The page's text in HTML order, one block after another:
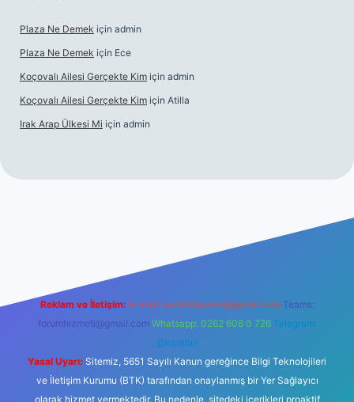
Plaza Ne Demek için admin
Plaza Ne Demek için Ece
Koçovalı Ailesi Gerçekte Kim için admin
Koçovalı Ailesi Gerçekte Kim için Atilla
Irak Arap Ülkesi Mi için admin
Reklam ve İletişim: E-mail: backlinkpaneli@gmail.com Teams:
forumhizmeti@gmail.com Whatsapp: 0262 606 0 726 Telegram:
@karabul
Yasal Uyarı: Sitemiz, 5651 Sayılı Kanun gereğince Bilgi Teknolojileri
ve İletişim Kurumu (BTK) tarafından onaylanmış bir Yer Sağlayıcı
olarak hizmet vermektedir. Bu nedenle, sitedeki içerikleri proaktif